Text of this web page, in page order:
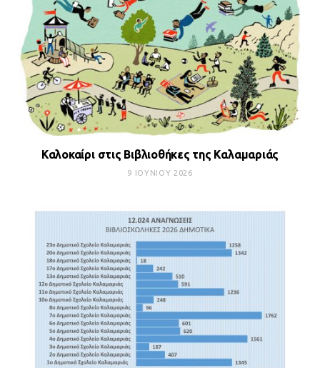
Καλοκαίρι στις Βιβλιοθήκες της Καλαμαριάς
9 ΙΟΥΝΊΟΥ 2026